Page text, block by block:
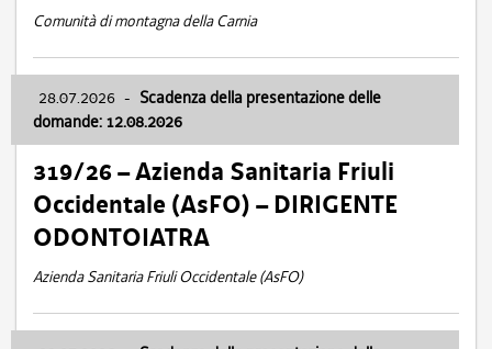
Comunità di montagna della Carnia
28.07.2026 - Scadenza della presentazione delle
domande: 12.08.2026
319/26 – Azienda Sanitaria Friuli
Occidentale (AsFO) – DIRIGENTE
ODONTOIATRA
Azienda Sanitaria Friuli Occidentale (AsFO)